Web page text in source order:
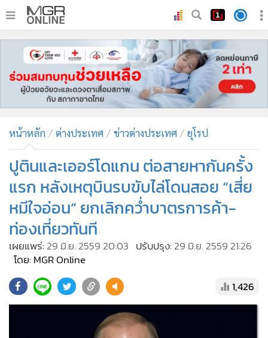
หน้าหลัก
ทันเหตุการณ์
• ภาคใต้
• บันเทิง
ผู้จัดการรายวัน
• คอลัมนิสต์
• ละคร
• CbizReview
• Cyber BIZ
• ผู้จัดกวน
• Green Innovation & SD
• Management & HR
หน้าหลัก ต่างประเทศ ข่าวต่างประเทศ ยุโรป
ปูตินและเออร์โดแกน ต่อสายหากันครั้ง
แรก หลังเหตุบินรบขับไล่โดนสอย “เสี่ย
หมีใจอ่อน” ยกเลิกคว่ำบาตรการค้า-
ท่องเที่ยวทันที
เผยแพร่: 29 มิ.ย. 2559 20:03 ปรับปรุง: 29 มิ.ย. 2559 21:26
โดย: MGR Online
1,426